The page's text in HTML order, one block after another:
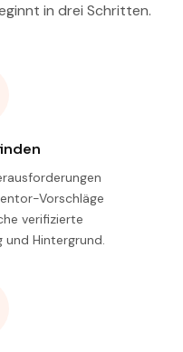
in drei Schritten.
Vorschläge
verifizierte
und Hintergrund.